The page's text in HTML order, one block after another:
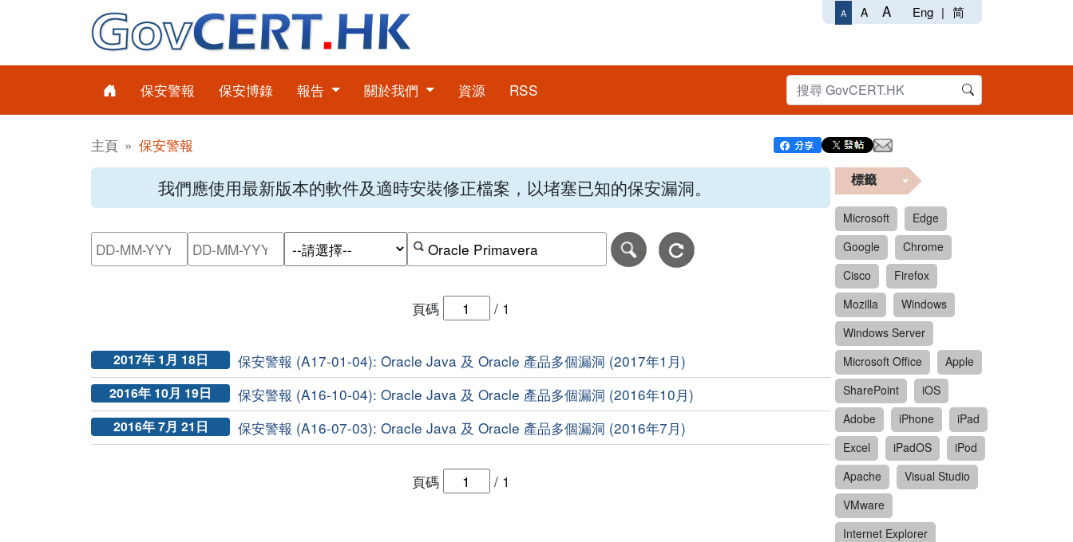
A A A Eng | 简
保安警報 保安博錄 報告 關於我們 資源 RSS
主頁 保安警報
我們應使用最新版本的軟件及適時安裝修正檔案，以堵塞已知的保安漏洞。
請輸入搜尋日期範圍的開始日期，格式為日日-月月-年年年年。
請輸入搜尋日期範圍的結束日期，格式為日日-月月-年年年年。
按關鍵字或 CVE ID 搜尋保安警報
頁碼 / 1
2017年 1月 18日 保安警報 (A17-01-04): Oracle Java 及 Oracle 產品多個漏洞 (2017年1月)
2016年 10月 19日 保安警報 (A16-10-04): Oracle Java 及 Oracle 產品多個漏洞 (2016年10月)
2016年 7月 21日 保安警報 (A16-07-03): Oracle Java 及 Oracle 產品多個漏洞 (2016年7月)
頁碼 / 1
標籤
Microsoft
Edge
Google
Chrome
Cisco
Firefox
Mozilla
Windows
Windows Server
Microsoft Office
Apple
SharePoint
iOS
Adobe
iPhone
iPad
Excel
iPadOS
iPod
Apache
Visual Studio
VMware
Internet Explorer